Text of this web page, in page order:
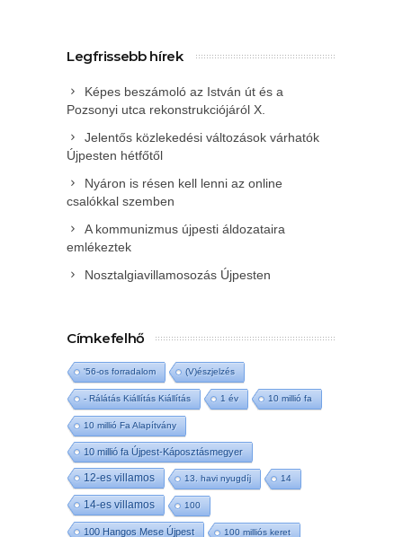
Legfrissebb hírek
Képes beszámoló az István út és a
Pozsonyi utca rekonstrukciójáról X.
Jelentős közlekedési változások várhatók
Újpesten hétfőtől
Nyáron is résen kell lenni az online
csalókkal szemben
A kommunizmus újpesti áldozataira
emlékeztek
Nosztalgiavillamosozás Újpesten
Címkefelhő
'56-os forradalom (V)észjelzés
- Rálátás Kiállítás Kiállítás 1 év 10 millió fa
10 millió Fa Alapítvány
10 millió fa Újpest-Káposztásmegyer
12-es villamos 13. havi nyugdíj 14
14-es villamos 100
100 Hangos Mese Újpest 100 milliós keret